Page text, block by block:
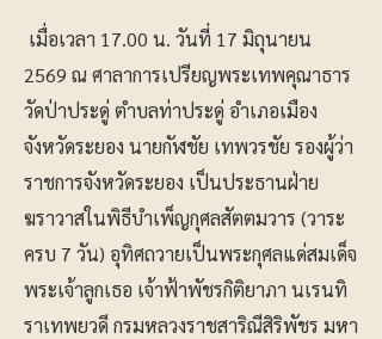
เมื่อเวลา 17.00 น. วันที่ 17 มิถุนายน
2569 ณ ศาลาการเปรียญพระเทพคุณาธาร
วัดป่าประดู่ ตำบลท่าประดู่ อำเภอเมือง
จังหวัดระยอง นายกัฬชัย เทพวรชัย รองผู้ว่า
ราชการจังหวัดระยอง เป็นประธานฝ่าย
ฆราวาสในพิธีบำเพ็ญกุศลสัตตมวาร (วาระ
ครบ 7 วัน) อุทิศถวายเป็นพระกุศลแด่สมเด็จ
พระเจ้าลูกเธอ เจ้าฟ้าพัชรกิติยาภา นเรนทิ
ราเทพยวดี กรมหลวงราชสาริณีสิริพัชร มหา